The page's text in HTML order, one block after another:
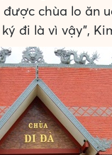
chùa lo ăn
đi là vì vậy”,